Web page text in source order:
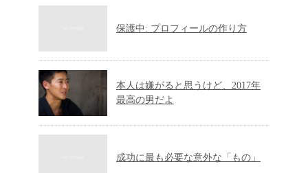
保護中: プロフィールの作り方
本人は嫌がると思うけど、2017年
最高の男だよ
成功に最も必要な意外な「もの」